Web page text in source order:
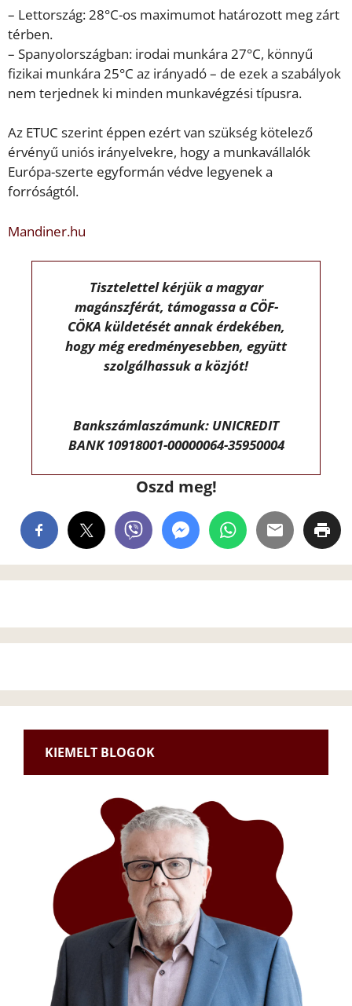
– Lettország: 28°C-os maximumot határozott meg zárt
térben.
– Spanyolországban: irodai munkára 27°C, könnyű
fizikai munkára 25°C az irányadó – de ezek a szabályok
nem terjednek ki minden munkavégzési típusra.
Az ETUC szerint éppen ezért van szükség kötelező
érvényű uniós irányelvekre, hogy a munkavállalók
Európa-szerte egyformán védve legyenek a
forróságtól.
Mandiner.hu
Tisztelettel kérjük a magyar
magánszférát, támogassa a CÖF-
CÖKA küldetését annak érdekében,
hogy még eredményesebben, együtt
szolgálhassuk a közjót!
Bankszámlaszámunk: UNICREDIT
BANK 10918001-00000064-35950004
Oszd meg!
KIEMELT BLOGOK